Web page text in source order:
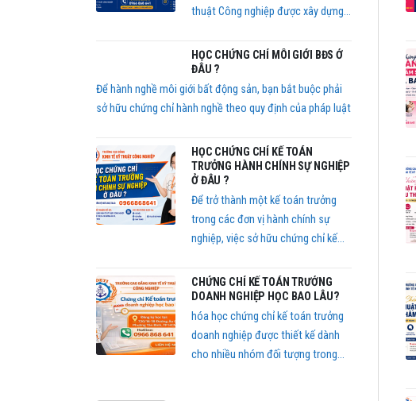
thuật Công nghiệp được xây dựng
tiếp cận kiến thức thực tế, nâng
cao kỹ năng nghề nghiệp và sở hữu
chứng chỉ để bổ sung hồ sơ xin
việc.
HỌC CHỨNG CHỈ MÔI GIỚI BĐS Ở
ĐÂU ?
Để hành nghề môi giới bất động sản, bạn bắt buộc phải
sở hữu chứng chỉ hành nghề theo quy định của pháp luật
HỌC CHỨNG CHỈ KẾ TOÁN
TRƯỞNG HÀNH CHÍNH SỰ NGHIỆP
Ở ĐÂU ?
Để trở thành một kế toán trưởng
trong các đơn vị hành chính sự
nghiệp, việc sở hữu chứng chỉ kế
CHỨNG CHỈ KẾ TOÁN TRƯỞNG
DOANH NGHIỆP HỌC BAO LÂU?
hóa học chứng chỉ kế toán trưởng
doanh nghiệp được thiết kế dành
cho nhiều nhóm đối tượng trong